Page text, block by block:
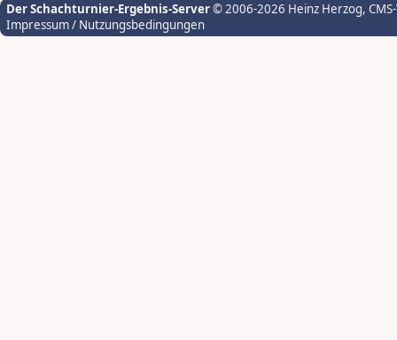
Der Schachturnier-Ergebnis-Server© 2006-2026 Heinz Herzog,
Impressum / Nutzungsbedingungen